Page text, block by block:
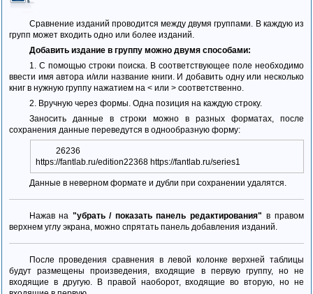
Сравнение изданий проводится между двумя группами. В каждую из
групп может входить одно или более изданий.
Добавить издание в группу можно двумя способами:
1. С помощью строки поиска. В соответствующее поле необходимо
ввести имя автора и/или название книги. И добавить одну или несколько
книг в нужную группу нажатием на < или > соответственно.
2. Вручную через формы. Одна позиция на каждую строку.
Заносить данные в строки можно в разных форматах, после
сохранения данные переведутся в однообразную форму:
26236
https://fantlab.ru/edition22368 https://fantlab.ru/series1
Данные в неверном формате и дубли при сохранении удалятся.
Нажав на "убрать / показать панель редактирования" в правом
верхнем углу экрана, можно спрятать панель добавления изданий.
После проведения сравнения в левой колонке верхней таблицы
будут размещены произведения, входящие в первую группу, но не
входящие в другую. В правой наоборот, входящие во вторую, но не